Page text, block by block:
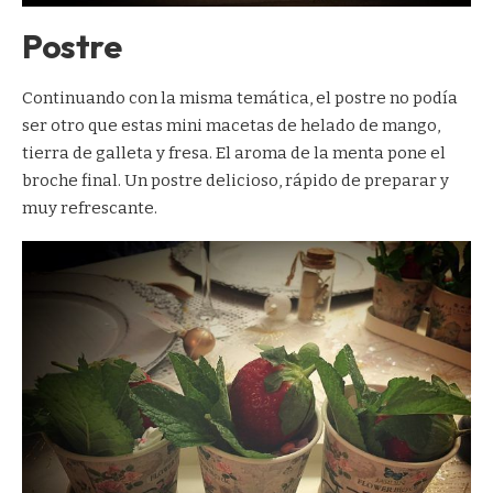
Postre
Continuando con la misma temática, el postre no podía
ser otro que estas mini macetas de helado de mango,
tierra de galleta y fresa. El aroma de la menta pone el
broche final. Un postre delicioso, rápido de preparar y
muy refrescante.